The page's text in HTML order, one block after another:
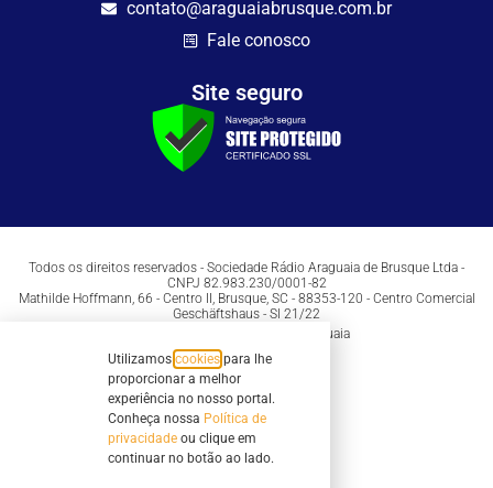
contato@araguaiabrusque.com.br
Fale conosco
Site seguro
Todos os direitos reservados - Sociedade Rádio Araguaia de Brusque Ltda -
CNPJ 82.983.230/0001-82
Mathilde Hoffmann, 66 - Centro II, Brusque, SC - 88353-120 - Centro Comercial
Geschäftshaus - Sl 21/22
Copyright © 2026 | Rádio Araguaia
Utilizamos cookies para lhe
proporcionar a melhor
experiência no nosso portal.
Conheça nossa Política de
privacidade ou clique em
continuar no botão ao lado.